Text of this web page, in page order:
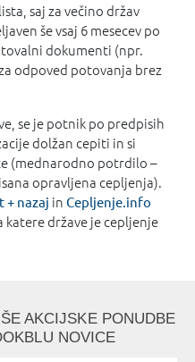
saj za večino držav
še vsaj 6 mesecev po
dokumenti (npr.
odpoved potovanja brez
se je potnik po predpisih
dolžan cepiti in si
(mednarodno potrdilo –
opravljena cepljenja).
+ nazaj in Cepljenje.info
države je cepljenje
AKCIJSKE PONUDBE
NOVICE